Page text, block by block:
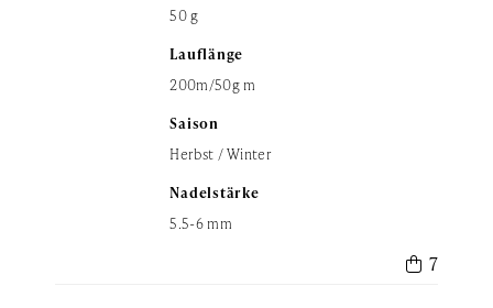
50 g
Lauflänge
200m/50g m
Saison
Herbst / Winter
Nadelstärke
5.5-6 mm
 7